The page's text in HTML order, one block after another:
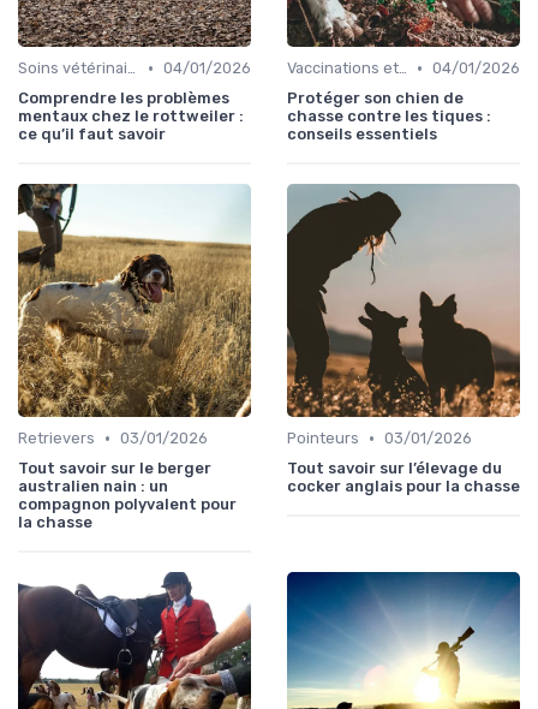
Soins vétérinaires pour chiens de chasse • 04/01/2026
Comprendre les problèmes
mentaux chez le rottweiler :
ce qu’il faut savoir
Vaccinations et traitements antiparasitaires • 04/01/2026
Protéger son chien de
chasse contre les tiques :
conseils essentiels
Retrievers • 03/01/2026
Tout savoir sur le berger
australien nain : un
compagnon polyvalent pour
la chasse
Pointeurs • 03/01/2026
Tout savoir sur l’élevage du
cocker anglais pour la chasse